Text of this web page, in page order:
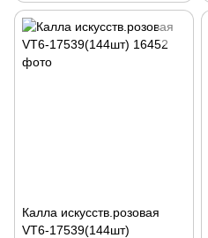
Калла искусств.розовая
VT6-17539(144шт)